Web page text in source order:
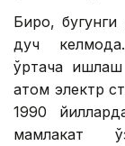
Бироқ,
дуч
ўртача
атом электр
1990
мамлакат